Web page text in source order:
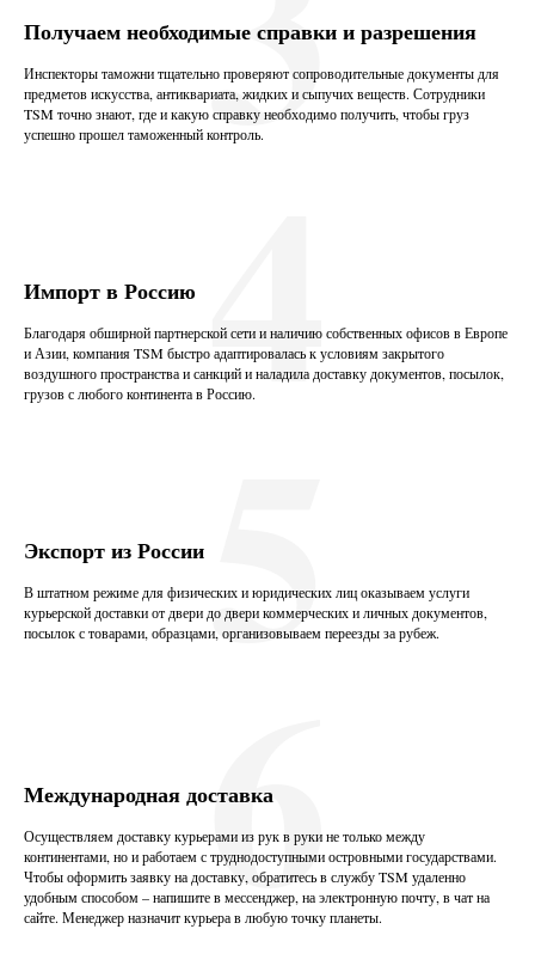
Получаем необходимые справки и разрешения
Инспекторы таможни тщательно проверяют сопроводительные документы для
предметов искусства, антиквариата, жидких и сыпучих веществ. Сотрудники
TSM точно знают, где и какую справку необходимо получить, чтобы груз
успешно прошел таможенный контроль.
Импорт в Россию
Благодаря обширной партнерской сети и наличию собственных офисов в Европе
и Азии, компания TSM быстро адаптировалась к условиям закрытого
воздушного пространства и санкций и наладила доставку документов, посылок,
грузов с любого континента в Россию.4
Экспорт из России
В штатном режиме для физических и юридических лиц оказываем услуги
курьерской доставки от двери до двери коммерческих и личных документов,
посылок с товарами, образцами, организовываем переезды за рубеж.
5
Международная доставка
Осуществляем доставку курьерами из рук в руки не только между
континентами, но и работаем с труднодоступными островными государствами.
Чтобы оформить заявку на доставку, обратитесь в службу TSM удаленно
удобным способом – напишите в мессенджер, на электронную почту, в чат на
сайте. Менеджер назначит курьера в любую точку планеты.
6